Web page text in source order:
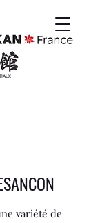
variété de